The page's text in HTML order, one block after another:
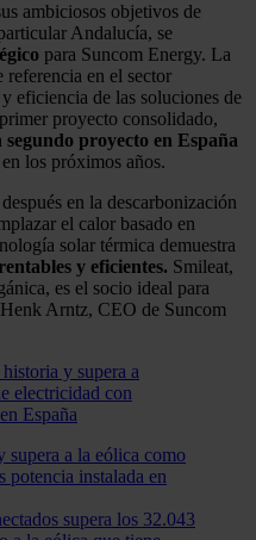
ambiciosos objetivos de
Andalucía, se
para Suncom Energy. La
referencia en el sector
eficiencia de las soluciones de
proyecto consolidado,
proyecto en España
los próximos años.
en la descarbonización
el calor basado en
solar térmica demuestra
y eficientes. Smileat,
es el socio ideal para
Arntz, CEO de Suncom
a la eólica como
potencia instalada en
supera los 32.043